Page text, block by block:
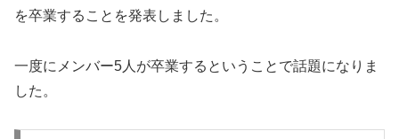
を卒業することを発表しました。
一度にメンバー5人が卒業するということで話題になりま
した。